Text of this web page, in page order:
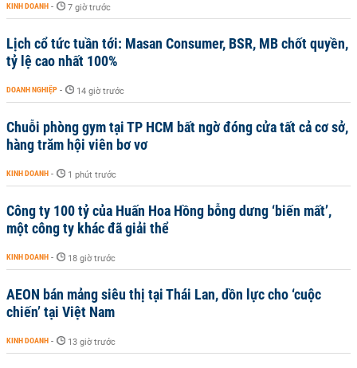
KINH DOANH - 7 giờ trước
Lịch cổ tức tuần tới: Masan Consumer, BSR, MB chốt quyền,
tỷ lệ cao nhất 100%
DOANH NGHIỆP - 14 giờ trước
Chuỗi phòng gym tại TP HCM bất ngờ đóng cửa tất cả cơ sở,
hàng trăm hội viên bơ vơ
KINH DOANH - 1 phút trước
Công ty 100 tỷ của Huấn Hoa Hồng bỗng dưng ‘biến mất’,
một công ty khác đã giải thể
KINH DOANH - 18 giờ trước
AEON bán mảng siêu thị tại Thái Lan, dồn lực cho ‘cuộc
chiến’ tại Việt Nam
KINH DOANH - 13 giờ trước